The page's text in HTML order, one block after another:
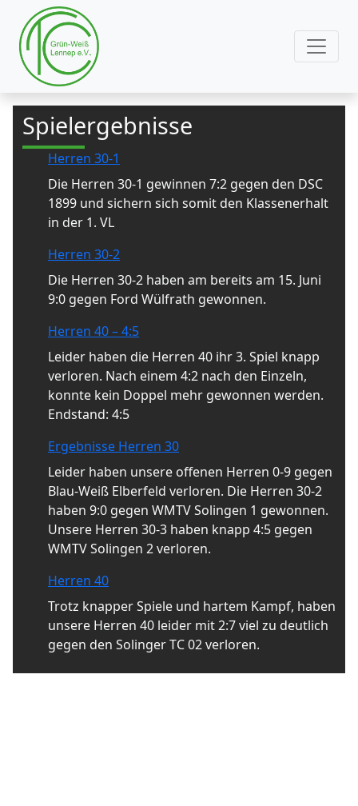
Spielergebnisse
Herren 30-1
Die Herren 30-1 gewinnen 7:2 gegen den DSC
1899 und sichern sich somit den Klassenerhalt
in der 1. VL
Herren 30-2
Die Herren 30-2 haben am bereits am 15. Juni
9:0 gegen Ford Wülfrath gewonnen.
Herren 40 – 4:5
Leider haben die Herren 40 ihr 3. Spiel knapp
verloren. Nach einem 4:2 nach den Einzeln,
konnte kein Doppel mehr gewonnen werden.
Endstand: 4:5
Ergebnisse Herren 30
Leider haben unsere offenen Herren 0-9 gegen
Blau-Weiß Elberfeld verloren. Die Herren 30-2
haben 9:0 gegen WMTV Solingen 1 gewonnen.
Unsere Herren 30-3 haben knapp 4:5 gegen
WMTV Solingen 2 verloren.
Herren 40
Trotz knapper Spiele und hartem Kampf, haben
unsere Herren 40 leider mit 2:7 viel zu deutlich
gegen den Solinger TC 02 verloren.